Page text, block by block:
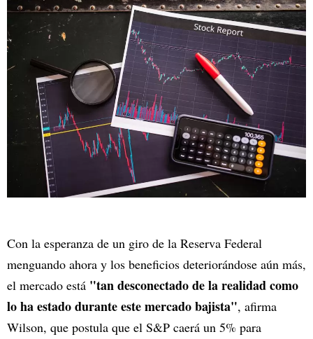
Con la esperanza de un giro de la Reserva Federal
menguando ahora y los beneficios deteriorándose aún más,
el mercado está "tan desconectado de la realidad como
lo ha estado durante este mercado bajista", afirma
Wilson, que postula que el S&P caerá un 5% para